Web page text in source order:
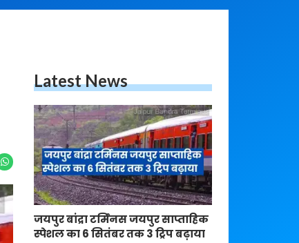
Latest News
जयपुर बांद्रा टर्मिनस जयपुर साप्ताहिक
स्पेशल का 6 सितंबर तक 3 ट्रिप बढ़ाया